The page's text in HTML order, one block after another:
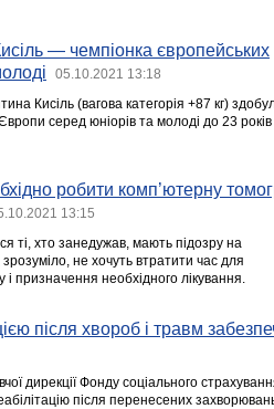
— чемпіонка європейських
05.10.2021 13:18
Кисіль (вагова категорія +87 кг)
серед юніорів та молоді до 23 років
робити комп’ютерну
13:15
ті, хто занедужав, мають підозру на
не хочуть втратити час для
призначення необхідного лікування.
після хвороб і травм
дирекції Фонду соціального
після перенесених